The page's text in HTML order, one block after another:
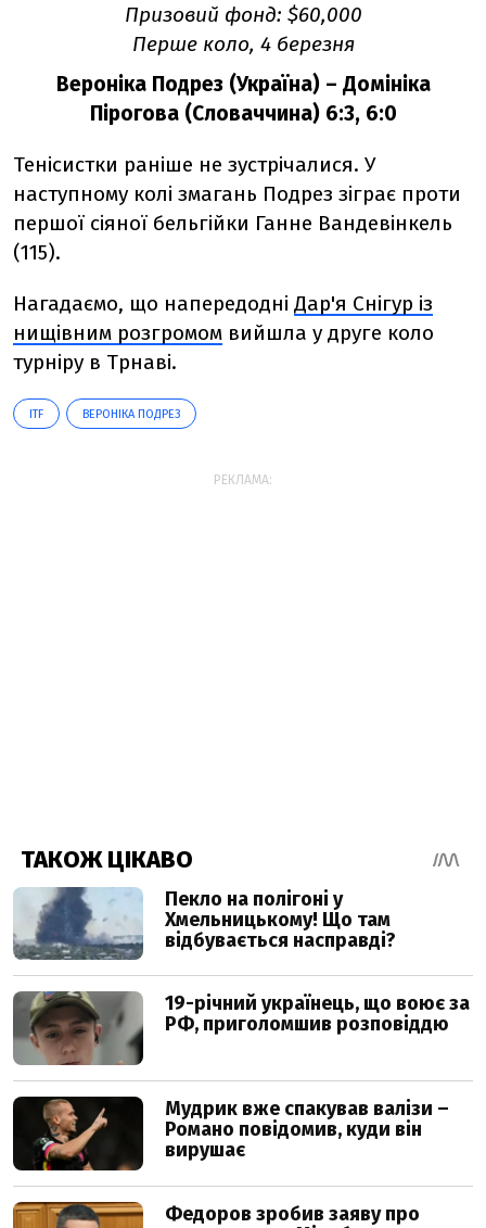
Призовий фонд: $60,000
Перше коло, 4 березня
Вероніка Подрез (Україна) – Домініка
Пірогова (Словаччина) 6:3, 6:0
Тенісистки раніше не зустрічалися. У
наступному колі змагань Подрез зіграє проти
першої сіяної бельгійки Ганне Вандевінкель
(115).
Нагадаємо, що напередодні Дар'я Снігур із
нищівним розгромом вийшла у друге коло
турніру в Трнаві.
ITF ВЕРОНІКА ПОДРЕЗ
РЕКЛАМА: